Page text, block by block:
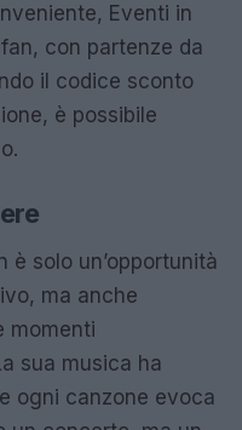
Eventi in
con partenze da
il codice sconto
è possibile
è solo un’opportunità
ma anche
momenti
sua musica ha
ogni canzone evoca